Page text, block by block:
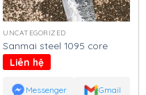
UNCATEGORIZED
Sanmai steel 1095 core
Liên hệ
Messenger Gmail